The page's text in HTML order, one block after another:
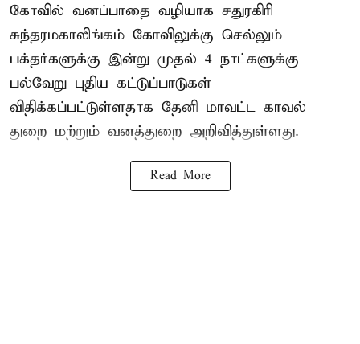
கோவில் வனப்பாதை வழியாக சதுரகிரி
சுந்தரமகாலிங்கம் கோவிலுக்கு செல்லும்
பக்தர்களுக்கு இன்று முதல் 4 நாட்களுக்கு
பல்வேறு புதிய கட்டுப்பாடுகள்
விதிக்கப்பட்டுள்ளதாக தேனி மாவட்ட காவல்
துறை மற்றும் வனத்துறை அறிவித்துள்ளது.
Read More